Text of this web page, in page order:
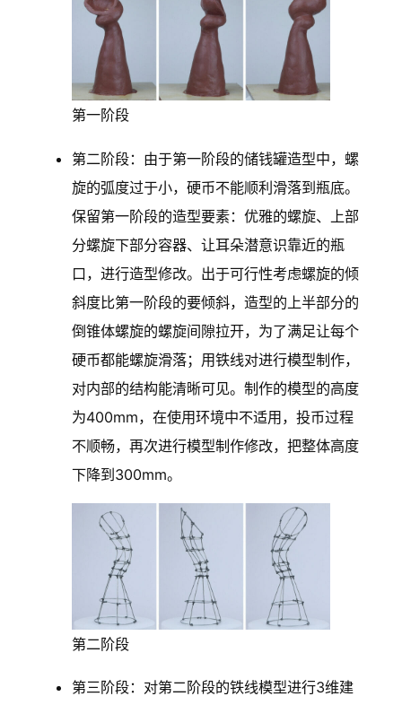
第一阶段
第二阶段：由于第一阶段的储钱罐造型中，螺
旋的弧度过于小，硬币不能顺利滑落到瓶底。
保留第一阶段的造型要素：优雅的螺旋、上部
分螺旋下部分容器、让耳朵潜意识靠近的瓶
口，进行造型修改。出于可行性考虑螺旋的倾
斜度比第一阶段的要倾斜，造型的上半部分的
倒锥体螺旋的螺旋间隙拉开，为了满足让每个
硬币都能螺旋滑落；用铁线对进行模型制作，
对内部的结构能清晰可见。制作的模型的高度
为400mm，在使用环境中不适用，投币过程
不顺畅，再次进行模型制作修改，把整体高度
下降到300mm。
第二阶段
第三阶段：对第二阶段的铁线模型进行3维建